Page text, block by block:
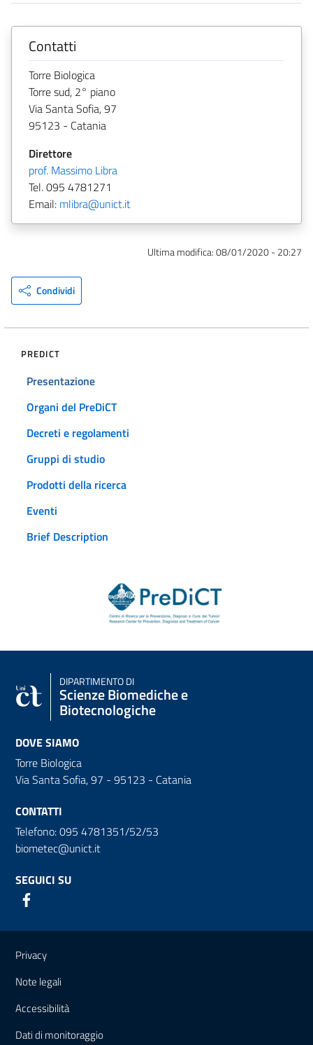
Contatti
Torre Biologica
Torre sud, 2° piano
Via Santa Sofia, 97
95123 - Catania
Direttore
prof. Massimo Libra
Tel. 095 4781271
Email: mlibra@unict.it
Ultima modifica:08/01/2020 - 20:27
Condividi
PREDICT
Presentazione
Organi del PreDiCT
Decreti e regolamenti
Gruppi di studio
Prodotti della ricerca
Eventi
Brief Description
DIPARTIMENTO DI
Scienze Biomediche e
Biotecnologiche
DOVE SIAMO
Torre Biologica
Via Santa Sofia, 97 - 95123 - Catania
CONTATTI
Telefono: 095 4781351/52/53
biometec@unict.it
SEGUICI SU
Link e informazioni utili
Privacy
Note legali
Accessibilità
Dati di monitoraggio